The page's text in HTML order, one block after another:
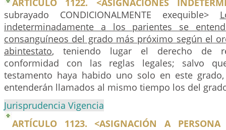
ARTÍCULO 1122. <ASIGNACIONES
subrayado CONDICIONALMENTE exequible>
indeterminadamente a los parientes se
consanguíneos del grado más próximo según el
abintestato, teniendo lugar el derecho de
conformidad con las reglas legales; salvo
testamento haya habido uno solo en este
entenderán llamados al mismo tiempo los del
Jurisprudencia Vigencia
ARTÍCULO 1123. <ASIGNACIÓN A PERSONA